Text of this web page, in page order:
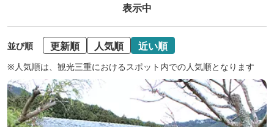
表示中
並び順 更新順 人気順 近い順
※人気順は、観光三重におけるスポット内での人気順となります